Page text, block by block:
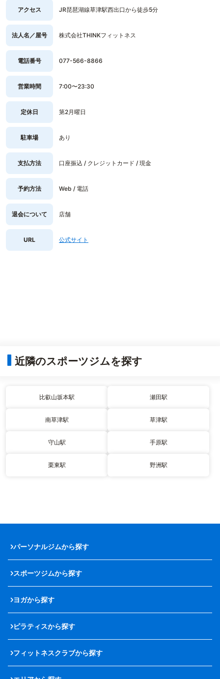
アクセス JR琵琶湖線草津駅西出口から徒歩5分
法人名／屋号 株式会社THINKフィットネス
電話番号 077-566-8866
営業時間 7:00〜23:30
定休日 第2月曜日
駐車場 あり
支払方法 口座振込 / クレジットカード / 現金
予約方法 Web / 電話
退会について 店舗
URL 公式サイト
近隣のスポーツジムを探す
比叡山坂本駅 瀬田駅
南草津駅 草津駅
守山駅 手原駅
栗東駅 野洲駅
パーソナルジムから探す
スポーツジムから探す
ヨガから探す
ピラティスから探す
フィットネスクラブから探す